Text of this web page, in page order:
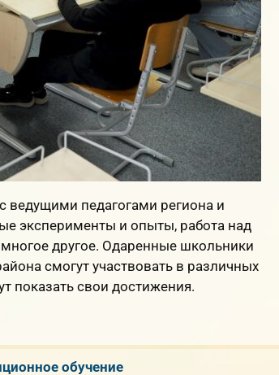
ведущими педагогами региона и
эксперименты и опыты, работа над
другое. Одаренные школьники
смогут участвовать в различных
показать свои достижения.
обучение